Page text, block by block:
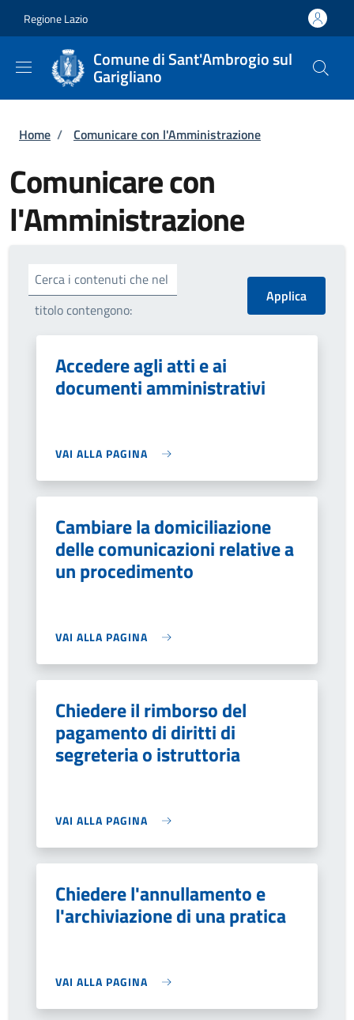
Regione Lazio
Comune di Sant'Ambrogio sul
Garigliano
Briciole di pane
Home / Comunicare con l'Amministrazione
Comunicare con
l'Amministrazione
Cerca i contenuti che nel
titolo contengono:
Accedere agli atti e ai
documenti amministrativi
VAI ALLA PAGINA
Cambiare la domiciliazione
delle comunicazioni relative a
un procedimento
VAI ALLA PAGINA
Chiedere il rimborso del
pagamento di diritti di
segreteria o istruttoria
VAI ALLA PAGINA
Chiedere l'annullamento e
l'archiviazione di una pratica
VAI ALLA PAGINA